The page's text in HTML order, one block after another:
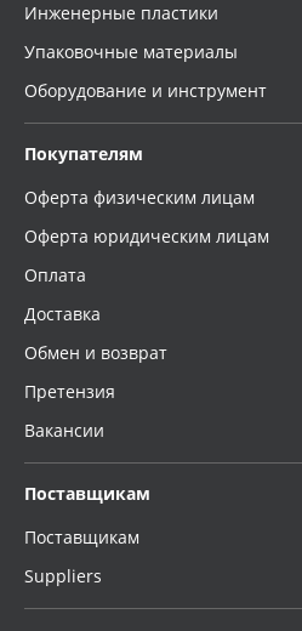
Инженерные пластики
Упаковочные материалы
Оборудование и инструмент
Покупателям
Оферта физическим лицам
Оферта юридическим лицам
Оплата
Доставка
Обмен и возврат
Претензия
Вакансии
Поставщикам
Поставщикам
Suppliers